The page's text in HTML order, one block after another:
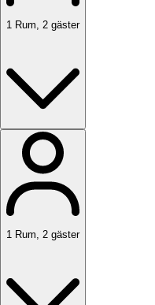
1 Rum 2 gäster
1 Rum, 2 gäster